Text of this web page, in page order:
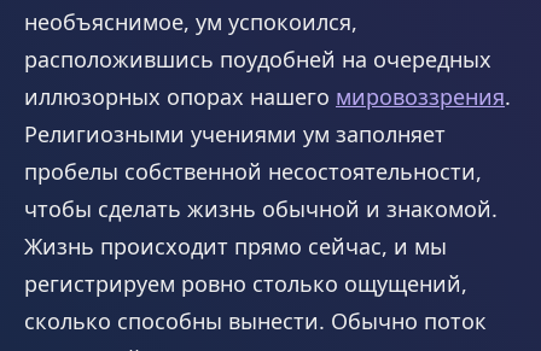
необъяснимое, ум успокоился,
расположившись поудобней на очередных
иллюзорных опорах нашего мировоззрения.
Религиозными учениями ум заполняет
пробелы собственной несостоятельности,
чтобы сделать жизнь обычной и знакомой.
Жизнь происходит прямо сейчас, и мы
регистрируем ровно столько ощущений,
сколько способны вынести. Обычно поток